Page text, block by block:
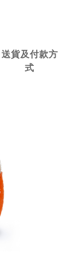
送貨及付款方
式